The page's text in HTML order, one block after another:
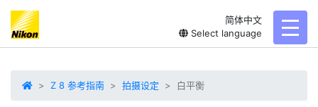
简体中文
Select language
Z 8 参考指南 拍摄设定 白平衡